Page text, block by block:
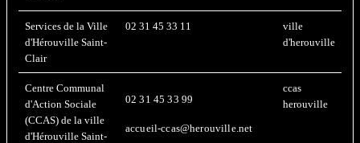
Services de la Ville
d'Hérouville Saint-
Clair
02 31 45 33 11
ville
d'herouville
Centre Communal
d'Action Sociale
(CCAS) de la ville
d'Hérouville Saint-
02 31 45 33 99
accueil-ccas@herouville.net
ccas
herouville